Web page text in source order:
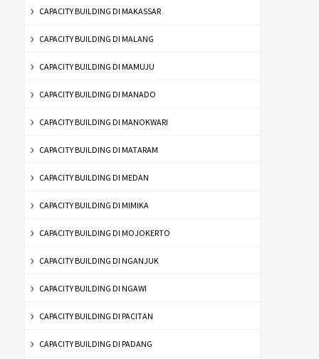
CAPACITY BUILDING DI MAKASSAR
CAPACITY BUILDING DI MALANG
CAPACITY BUILDING DI MAMUJU
CAPACITY BUILDING DI MANADO
CAPACITY BUILDING DI MANOKWARI
CAPACITY BUILDING DI MATARAM
CAPACITY BUILDING DI MEDAN
CAPACITY BUILDING DI MIMIKA
CAPACITY BUILDING DI MOJOKERTO
CAPACITY BUILDING DI NGANJUK
CAPACITY BUILDING DI NGAWI
CAPACITY BUILDING DI PACITAN
CAPACITY BUILDING DI PADANG